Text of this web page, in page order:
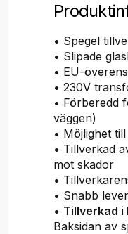
• Spegel
• Slipade
• EU-
• 230V
• Förberedd
väggen)
• Möjlighet
• Tillverkad
mot skador
•
• Snabb
• Tillverkad i
Baksidan av